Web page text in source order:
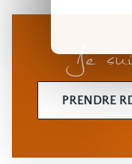
Je
PRENDRE